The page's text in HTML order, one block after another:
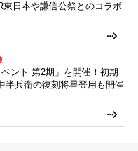
東日本や謙信公祭とのコラボ
ベント 第2期」を開催！初期
半兵衛の復刻将星登用も開催